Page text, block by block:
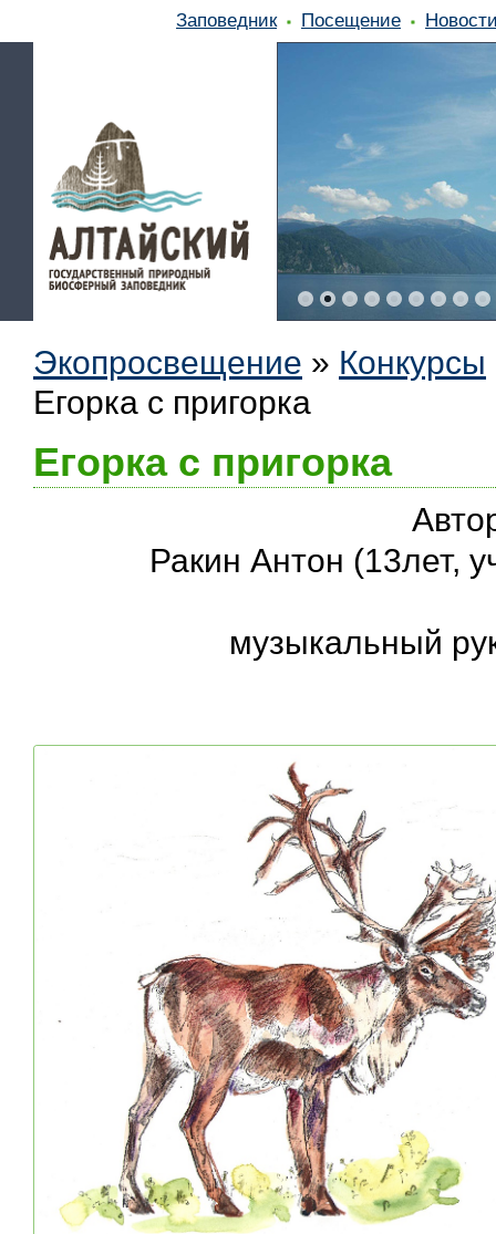
Заповедник Посещение
Экопросвещение » Конкурсы
Егорка с пригорка
Егорка с пригорка
Ракин Антон (13лет,
музыкальный